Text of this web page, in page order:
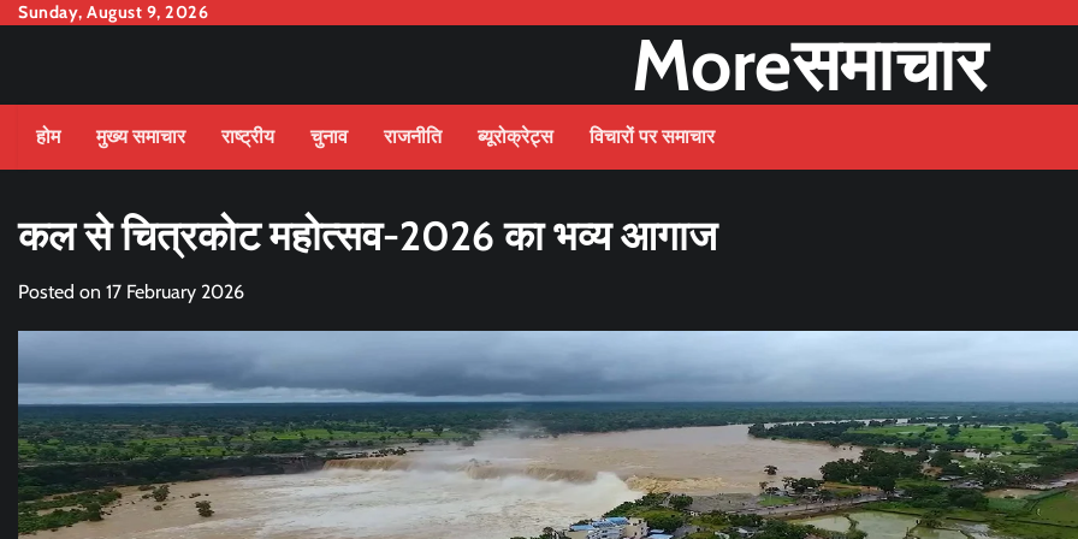
SkipSunday, August 9, 2026
Moreसमाचार
होम मुख्य समाचार राष्ट्रीय चुनाव राजनीति ब्यूरोक्रेट्स विचारों पर समाचार
कल से चित्रकोट महोत्सव-2026 का भव्य आगाज
Posted on 17 February 2026